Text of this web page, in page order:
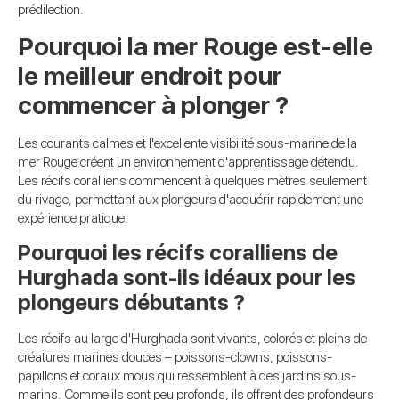
prédilection.
Pourquoi la mer Rouge est-elle
le meilleur endroit pour
commencer à plonger ?
Les courants calmes et l'excellente visibilité sous-marine de la
mer Rouge créent un environnement d'apprentissage détendu.
Les récifs coralliens commencent à quelques mètres seulement
du rivage, permettant aux plongeurs d'acquérir rapidement une
expérience pratique.
Pourquoi les récifs coralliens de
Hurghada sont-ils idéaux pour les
plongeurs débutants ?
Les récifs au large d'Hurghada sont vivants, colorés et pleins de
créatures marines douces – poissons-clowns, poissons-
papillons et coraux mous qui ressemblent à des jardins sous-
marins. Comme ils sont peu profonds, ils offrent des profondeurs